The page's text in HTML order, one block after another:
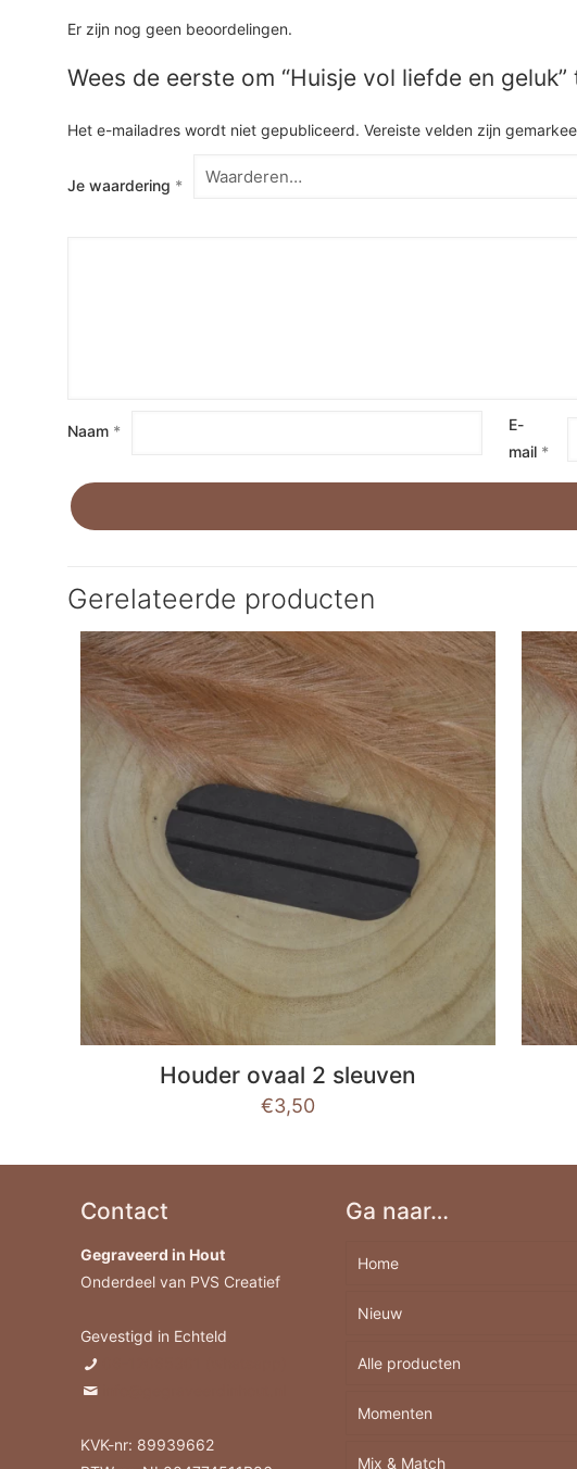
Er zijn nog geen beoordelingen.
Wees de eerste om “Huisje vol liefde en
Het e-mailadres wordt niet gepubliceerd. Vereiste velden zijn
Je waardering *
Naam *
E-
mail *
Gerelateerde producten
Houder ovaal 2 sleuven
€3,50
Contact
Gegraveerd in Hout
Onderdeel van PVS Creatief
Gevestigd in Echteld
KVK-nr: 89939662
Ga naar…
Home
Nieuw
Alle producten
Borrelplank
Berkenhout A4-A5-A6
Momenten
Feestdagen
Mix & Match